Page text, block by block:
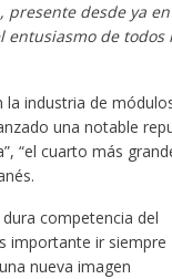
presente desde ya
de
la industria de
una notable
“el cuarto más
competencia del
importante ir siempre
nueva imagen